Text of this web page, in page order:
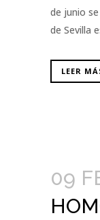
de junio
de Sevilla
LEER
09